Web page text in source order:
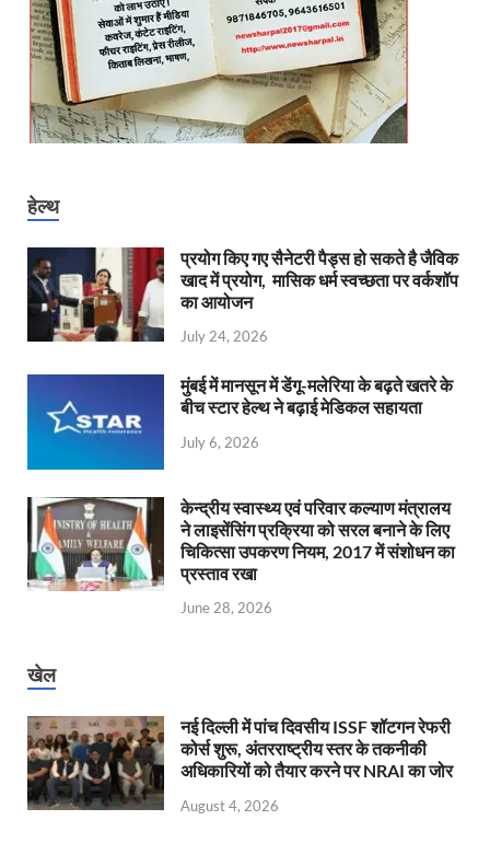
हेल्थ
प्रयोग किए गए सैनेटरी पैड्स हो सकते है जैविक
खाद में प्रयोग, मासिक धर्म स्वच्छता पर वर्कशॉप
का आयोजन
July 24, 2026
मुंबई में मानसून में डेंगू-मलेरिया के बढ़ते खतरे के
बीच स्टार हेल्थ ने बढ़ाई मेडिकल सहायता
July 6, 2026
केन्‍द्रीय स्वास्थ्य एवं परिवार कल्याण मंत्रालय
ने लाइसेंसिंग प्रक्रिया को सरल बनाने के लिए
चिकित्सा उपकरण नियम, 2017 में संशोधन का
प्रस्ताव रखा
June 28, 2026
खेल
नई दिल्ली में पांच दिवसीय ISSF शॉटगन रेफरी
कोर्स शुरू, अंतरराष्ट्रीय स्तर के तकनीकी
अधिकारियों को तैयार करने पर NRAI का जोर
August 4, 2026